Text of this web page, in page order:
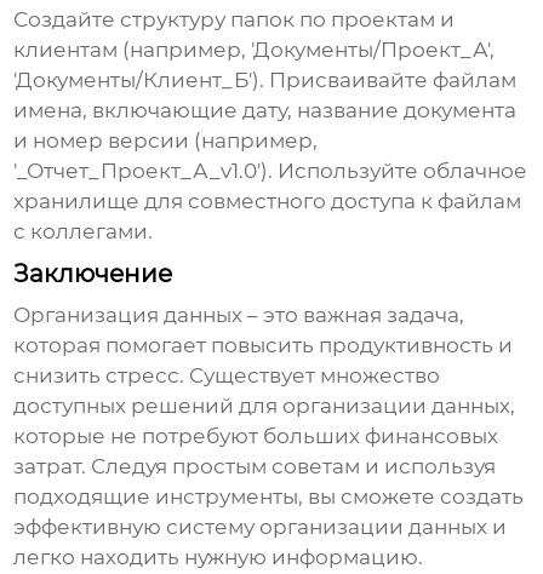
Создайте структуру папок по проектам и
клиентам (например, 'Документы/Проект_А',
'Документы/Клиент_Б'). Присваивайте файлам
имена, включающие дату, название документа
и номер версии (например,
'_Отчет_Проект_А_v1.0'). Используйте облачное
хранилище для совместного доступа к файлам
с коллегами.
Заключение
Организация данных – это важная задача,
которая помогает повысить продуктивность и
снизить стресс. Существует множество
доступных решений для организации данных,
которые не потребуют больших финансовых
затрат. Следуя простым советам и используя
подходящие инструменты, вы сможете создать
эффективную систему организации данных и
легко находить нужную информацию.